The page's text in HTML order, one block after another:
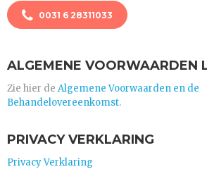
0031 6 28311033
ALGEMENE VOORWAARDEN
Zie hier de Algemene Voorwaarden en de
Behandelovereenkomst.
PRIVACY VERKLARING
Privacy Verklaring